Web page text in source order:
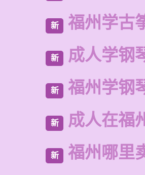
新 福州学古
新 成人学钢
新 福州学钢
新 成人在福
新 福州哪里